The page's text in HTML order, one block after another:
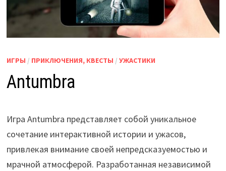
ИГРЫ / ПРИКЛЮЧЕНИЯ, КВЕСТЫ /УЖАСТИКИ
Antumbra
Игра Antumbra представляет собой уникальное
сочетание интерактивной истории и ужасов,
привлекая внимание своей непредсказуемостью и
мрачной атмосферой. Разработанная независимой